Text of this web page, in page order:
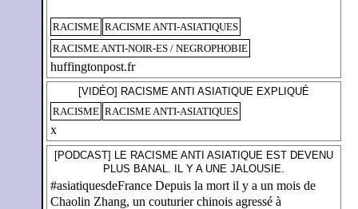
RACISME RACISME ANTI-ASIATIQUES
RACISME ANTI-NOIR-ES / NEGROPHOBIE
huffingtonpost.fr
[VIDÉO] RACISME ANTI ASIATIQUE EXPLIQUÉ
RACISME RACISME ANTI-ASIATIQUES
x
[PODCAST] LE RACISME ANTI ASIATIQUE EST DEVENU
PLUS BANAL. IL Y A UNE JALOUSIE.
#asiatiquesdeFrance Depuis la mort il y a un mois de
Chaolin Zhang, un couturier chinois agressé à